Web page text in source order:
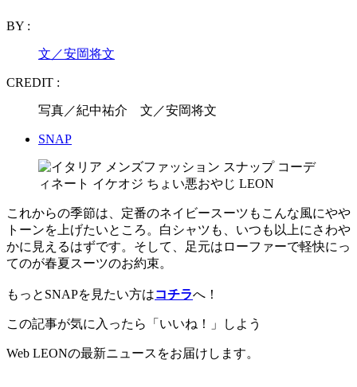
BY :
文／安岡将文
CREDIT :
写真／紀中祐介 文／安岡将文
SNAP
これからの季節は、定番のネイビースーツもこんな風にやや
トーンを上げたいところ。白シャツも、いつも以上にさわや
かに見えるはずです。そして、足元はローファーで軽快にっ
てのが春夏スーツのお約束。
もっとSNAPを見たい方はコチラへ！
この記事が気に入ったら「いいね！」しよう
Web LEONの最新ニュースをお届けします。